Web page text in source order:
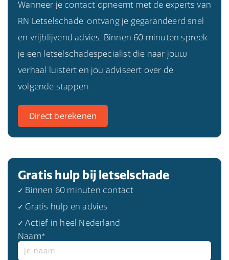
dan onderzoeken of er sprake is van letsel aan
je hoofd en welke behandeling het beste is.
Wanneer je contact opneemt met de experts van
RN Letselschade, ontvang je gegarandeerd snel
en vrijblijvend advies. Binnen 60 minuten spreek
je een letselschadespecialist die naar jouw
verhaal luistert en jou adviseert over de
volgende stappen.
Direct berekenen
Gratis hulp bij letselschade
✓ Binnen 60 minuten contact
✓ Gratis hulp en advies
✓ Actief in heel Nederland
Naam*